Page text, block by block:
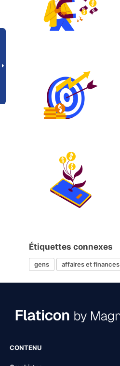
Étiquettes connexes
gens affaires et finances
CONTENU